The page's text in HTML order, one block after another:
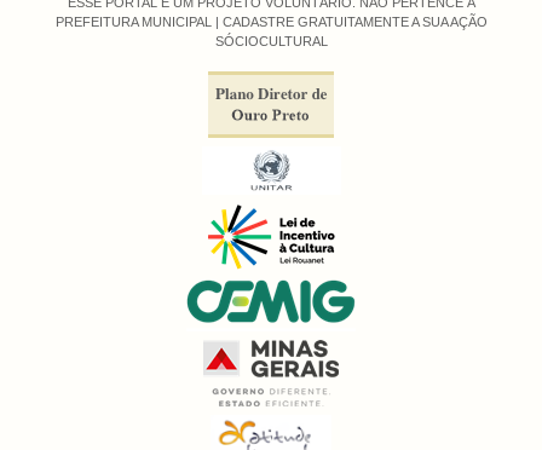
PREFEITURA MUNICIPAL | CADASTRE GRATUITAMENTE A SUA AÇÃO
SÓCIOCULTURAL